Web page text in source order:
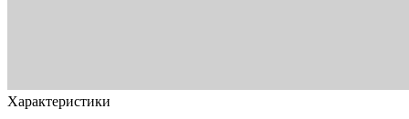
Характеристики